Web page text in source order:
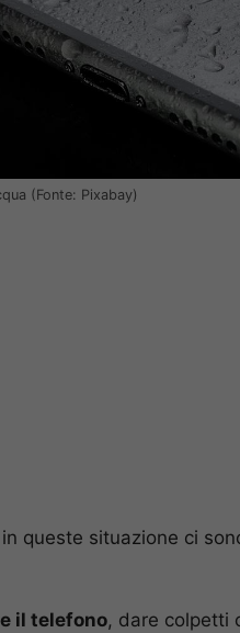
(Fonte: Pixabay)
queste situazione ci
il telefono, dare colpetti